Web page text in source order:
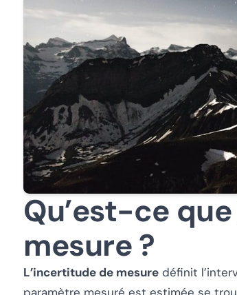
Qu’est-ce
mesure ?
L’incertitude de mesure définit